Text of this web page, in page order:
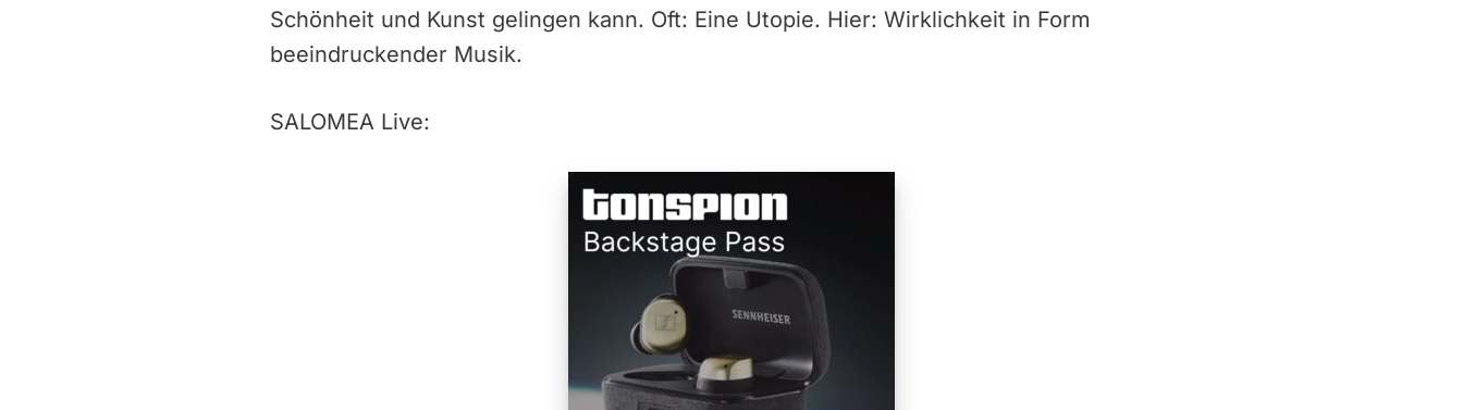
Schönheit und Kunst gelingen kann. Oft: Eine Utopie. Hier: Wirklichkeit in Form
beeindruckender Musik.
SALOMEA Live: